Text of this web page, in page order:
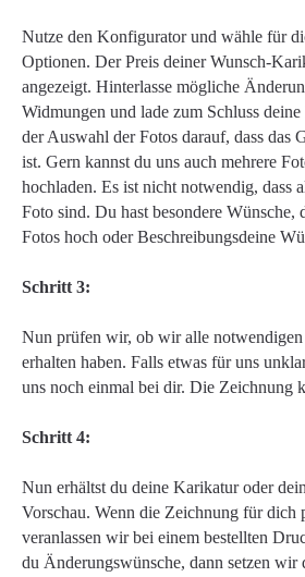
Nutze den Konfigurator und wähle für
Optionen. Der Preis deiner Wunsch-
angezeigt. Hinterlasse mögliche
Widmungen und lade zum Schluss
der Auswahl der Fotos darauf, dass das
ist. Gern kannst du uns auch mehrere
hochladen. Es ist nicht notwendig, dass
Foto sind. Du hast besondere Wünsche,
Fotos hoch oder Beschreibungsdeine
Schritt 3:
Nun prüfen wir, ob wir alle
erhalten haben. Falls etwas für uns
uns noch einmal bei dir. Die Zeichnung
Schritt 4:
Nun erhältst du deine Karikatur oder
Vorschau. Wenn die Zeichnung für dich
veranlassen wir bei einem bestellten
du Änderungswünsche, dann setzen wir